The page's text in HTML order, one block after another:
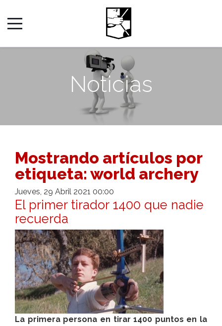
Noticias
Mostrando artículos por
etiqueta: world archery
Jueves, 29 Abril 2021 00:00
El primer tirador 1400 que nadie
recuerda
La primera persona en tirar 1400 puntos en la